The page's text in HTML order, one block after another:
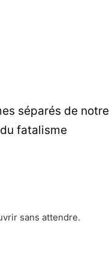
séparés de notre
fatalisme
sans attendre.